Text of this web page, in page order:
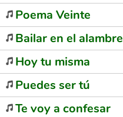
Poema Veinte
Bailar en el alambre
Hoy tu misma
Puedes ser tú
Te voy a confesar